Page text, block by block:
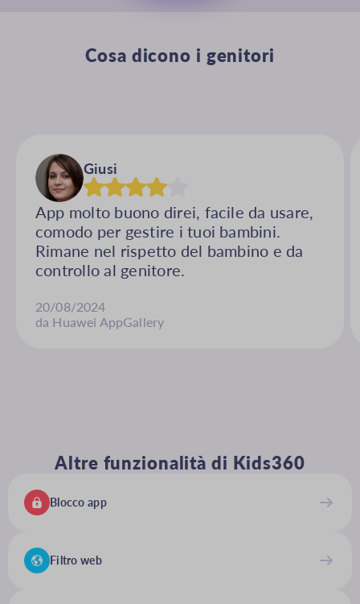
Cosa dicono i genitori
Giusi
App molto buono direi, facile da usare,
comodo per gestire i tuoi bambini.
Rimane nel rispetto del bambino e da
controllo al genitore.
20/08/2024
da Huawei AppGallery
Altre funzionalità di Kids360
Blocco app
Filtro web